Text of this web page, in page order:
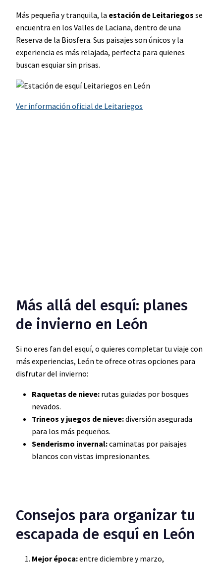
Más pequeña y tranquila, la estación de Leitariegos se
encuentra en los Valles de Laciana, dentro de una
Reserva de la Biosfera. Sus paisajes son únicos y la
experiencia es más relajada, perfecta para quienes
buscan esquiar sin prisas.
Ver información oficial de Leitariegos
Más allá del esquí: planes
de invierno en León
Si no eres fan del esquí, o quieres completar tu viaje con
más experiencias, León te ofrece otras opciones para
disfrutar del invierno:
Raquetas de nieve: rutas guiadas por bosques
nevados.
Trineos y juegos de nieve:diversión asegurada
para los más pequeños.
Senderismo invernal:caminatas por paisajes
blancos con vistas impresionantes.
Consejos para organizar tu
escapada de esquí en León
Mejor época:entre diciembre y marzo,